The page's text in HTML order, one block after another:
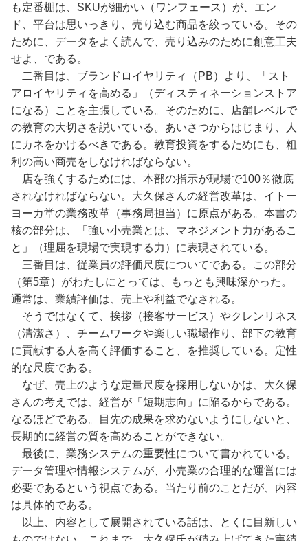
も定番棚は、SKUが細かい（ワンフェース）が、エン
ド、平台は思いっきり、売り込む商品を絞っている。その
ために、データをよく読んで、売り込みのために創意工夫
せよ、である。
二番目は、ブランドロイヤリティ（PB）より、「スト
アロイヤリティを高める」（ディスティネーションストア
になる）ことを主張している。そのために、店舗レベルで
の教育の大切さを説いている。あいさつからはじまり、人
にカネをかけるべきである。教育投資をするためにも、粗
利の高い商売をしなければならない。
店を強くするためには、本部の指示が現場で100％徹底
されなければならない。大久保さんの経営改革は、イトー
ヨーカ堂の業務改革（事務局担当）に原点がある。本書の
核の部分は、「強い小売業とは、マネジメント力があるこ
と」（理屈を現場で実現する力）に表現されている。
三番目は、従業員の評価尺度についてである。この部分
（第5章）がわたしにとっては、もっとも興味深かった。
通常は、業績評価は、売上や利益でなされる。
そうではなくて、挨拶（接客サービス）やクレンリネス
（清潔さ）、チームワークや楽しい職場作り、部下の教育
に貢献する人を高く評価すること、を推奨している。定性
的な尺度である。
なぜ、売上のような定量尺度を採用しないかは、大久保
さんの考えでは、経営が「短期志向」に陥るからである。
なるほどである。目先の成果を求めないようにしないと、
長期的に経営の質を高めることができない。
最後に、業務システムの重要性について書かれている。
データ管理や情報システムが、小売業の合理的な運営には
必要であるという視点である。当たり前のことだが、内容
は具体的である。
以上、内容として展開されている話は、とくに目新しい